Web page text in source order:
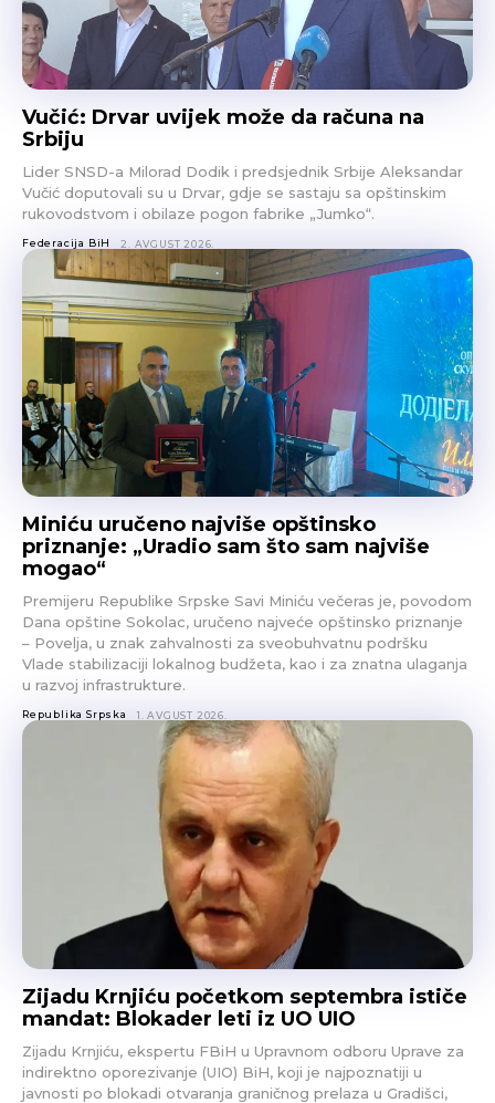
Vučić: Drvar uvijek može da računa na
Srbiju
Lider SNSD-a Milorad Dodik i predsjednik Srbije Aleksandar
Vučić doputovali su u Drvar, gdje se sastaju sa opštinskim
rukovodstvom i obilaze pogon fabrike „Jumko“.
Federacija BiH 2. AVGUST 2026.
Miniću uručeno najviše opštinsko
priznanje: „Uradio sam što sam najviše
mogao“
Premijeru Republike Srpske Savi Miniću večeras je, povodom
Dana opštine Sokolac, uručeno najveće opštinsko priznanje
– Povelja, u znak zahvalnosti za sveobuhvatnu podršku
Vlade stabilizaciji lokalnog budžeta, kao i za znatna ulaganja
u razvoj infrastrukture.
Republika Srpska 1. AVGUST 2026.
Zijadu Krnjiću početkom septembra ističe
mandat: Blokader leti iz UO UIO
Zijadu Krnjiću, ekspertu FBiH u Upravnom odboru Uprave za
indirektno oporezivanje (UIO) BiH, koji je najpoznatiji u
javnosti po blokadi otvaranja graničnog prelaza u Gradišci,